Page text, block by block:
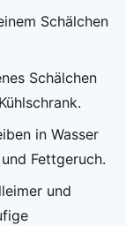
Schälchen
Schälchen
in Wasser
Fettgeruch.
und